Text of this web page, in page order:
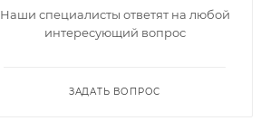
Наши специалисты ответят на любой
интересующий вопрос
ЗАДАТЬ ВОПРОС